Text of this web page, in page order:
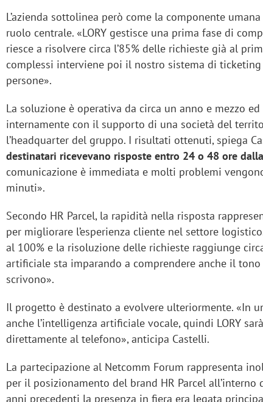
L’azienda sottolinea però come la componente
ruolo centrale. «LORY gestisce una prima fase di
riesce a risolvere circa l’85% delle richieste già al
complessi interviene poi il nostro sistema di
persone».
La soluzione è operativa da circa un anno e mezzo
internamente con il supporto di una società del
l’headquarter del gruppo. I risultati ottenuti, spiega
destinatari ricevevano risposte entro 24 o 48 ore
comunicazione è immediata e molti problemi
minuti».
Secondo HR Parcel, la rapidità nella risposta
per migliorare l’esperienza cliente nel settore
al 100% e la risoluzione delle richieste raggiunge
artificiale sta imparando a comprendere anche il
scrivono».
Il progetto è destinato a evolvere ulteriormente. «In
anche l’intelligenza artificiale vocale, quindi LORY
direttamente al telefono», anticipa Castelli.
La partecipazione al Netcomm Forum rappresenta
per il posizionamento del brand HR Parcel all’interno
anni precedenti la presenza in fiera era legata